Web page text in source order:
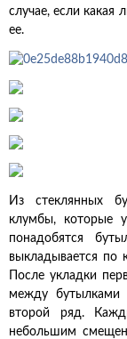
случае, если какая
ее.
Из стеклянных
клумбы, которые
понадобятся
выкладывается по
После укладки
между бутылками
второй ряд.
небольшим